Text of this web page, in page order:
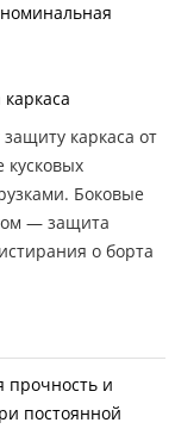
каркаса от
кусковых
Боковые
— защита
о борта
и
постоянной